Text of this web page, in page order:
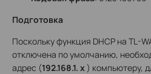
Подготовка
Поскольку функция DHCP на TL-
отключена по умолчанию,
адрес (192.168.1. x ) компьютеру,